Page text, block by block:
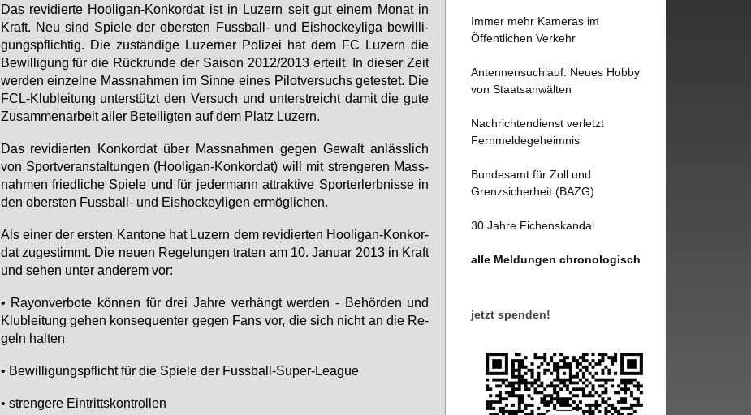
Das re­vi­dier­te Hoo­li­gan-Kon­kor­dat ist in Lu­zern seit gut ei­nem Mo­nat in
Kraft. Neu sind Spie­le der obers­ten Fuss­ball- und Eis­ho­ckey­li­ga be­wil­li­
gungs­pflich­tig. Die zu­stän­di­ge Lu­zer­ner Po­li­zei hat dem FC Lu­zern die
Be­wil­li­gung für die Rück­run­de der Sai­son 2012/2013 er­teilt. In die­ser Zeit
wer­den ein­zel­ne Mass­nah­men im Sin­ne ei­nes Pi­lot­ver­suchs ge­tes­tet. Die
FCL-Klub­lei­tung un­ter­stützt den Ver­such und un­ter­streicht da­mit die gu­te
Zu­sam­men­ar­beit al­ler Be­tei­lig­ten auf dem Platz Lu­zern.
Das re­vi­dier­ten Kon­kor­dat über Mass­nah­men ge­gen Ge­walt an­läss­lich
von Sport­ver­an­stal­tun­gen (Hoo­li­gan-Kon­kor­dat) will mit stren­ge­ren Mass­
nah­men fried­li­che Spie­le und für je­der­mann at­trak­ti­ve Sport­er­lerbnis­se in
den obers­ten Fuss­ball- und Eis­ho­ckey­li­gen er­mög­li­chen.
Als ei­ner der ers­ten Kan­to­ne hat Lu­zern dem re­vi­dier­ten Hoo­li­gan-Kon­kor­
dat zu­ge­stimmt. Die neu­en Re­ge­lun­gen tra­ten am 10. Ja­nu­ar 2013 in Kraft
und se­hen un­ter an­de­rem vor:
• Rayon­ver­bo­te kön­nen für drei Jah­re ver­hängt wer­den - Be­hör­den und
Klub­lei­tung ge­hen kon­se­quen­ter ge­gen Fans vor, die sich nicht an die Re­
geln hal­ten
• Be­wil­li­gungs­pflicht für die Spie­le der Fuss­ball-Su­per-Le­ague
• stren­ge­re Ein­tritts­kon­trol­len
Immer mehr Kameras im
Öffentlichen Verkehr
Antennensuchlauf: Neues Hobby
von Staatsanwälten
Nachrichtendienst verletzt
Fernmeldegeheimnis
Bundesamt für Zoll und
Grenzsicherheit (BAZG)
30 Jahre Fichenskandal
alle Meldungen chronologisch
jetzt spenden!